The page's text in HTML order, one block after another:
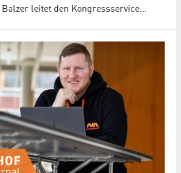
Balzer leitet den Kongressservice…